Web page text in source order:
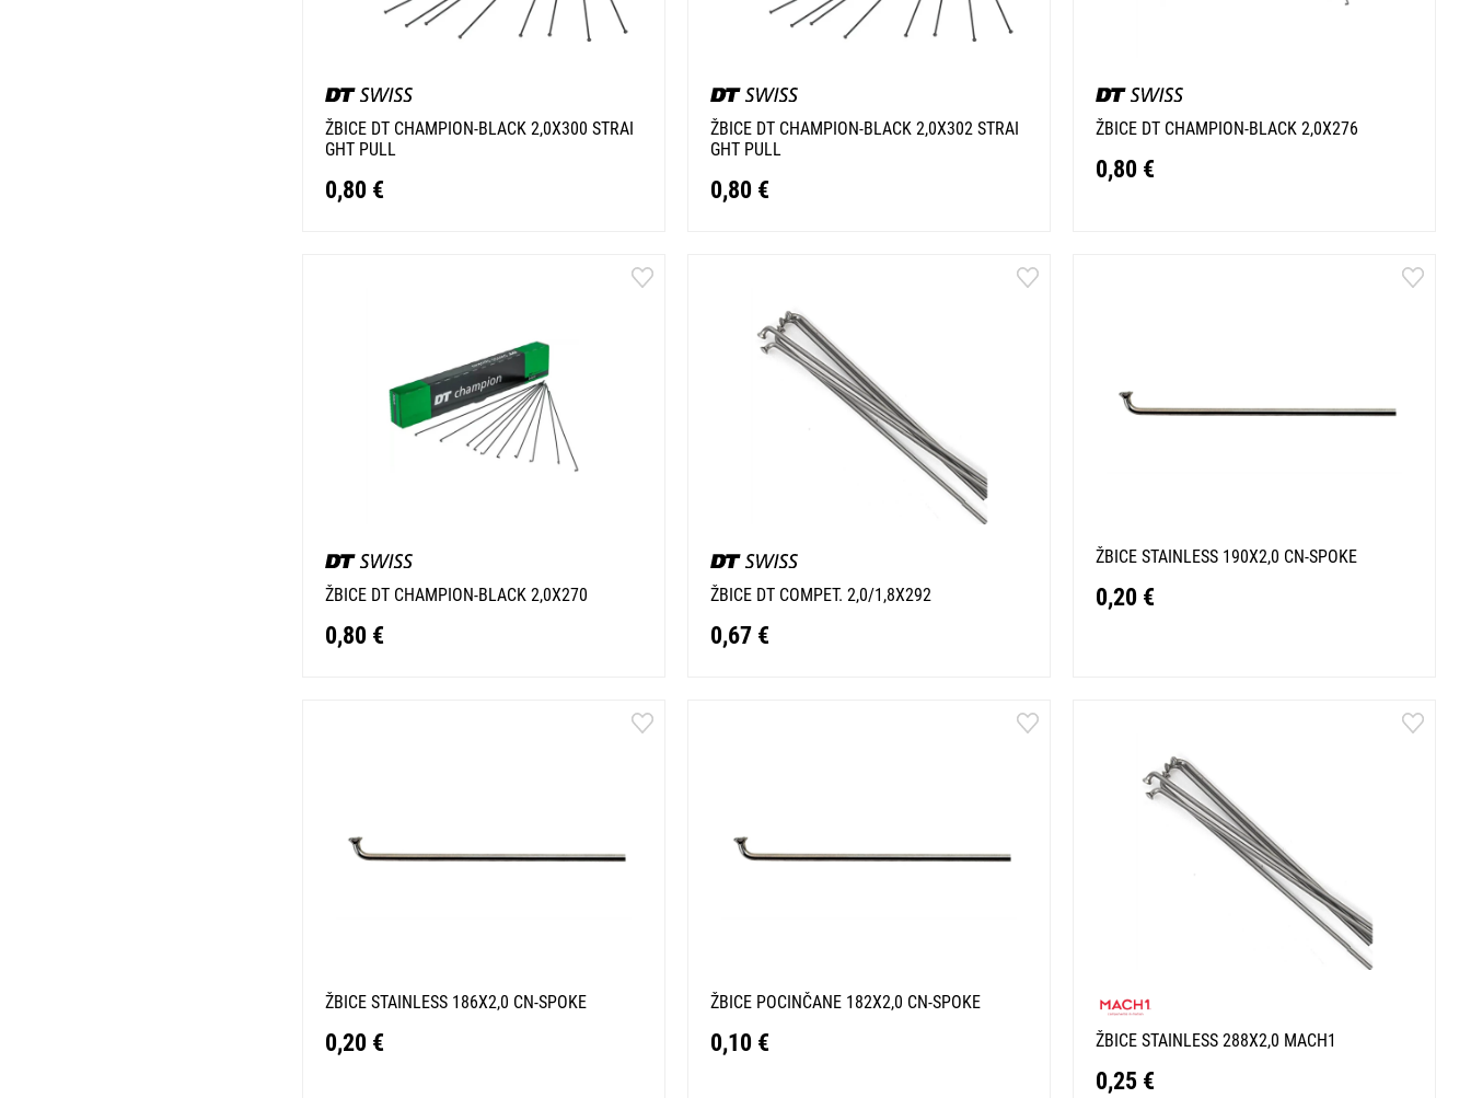
ŽBICE DT CHAMPION-BLACK 2,0X300 STRAI
GHT PULL
0,80 €
ŽBICE DT CHAMPION-BLACK 2,0X302 STRAI
GHT PULL
0,80 €
ŽBICE DT CHAMPION-BLACK 2,0X276
0,80 €
ŽBICE DT CHAMPION-BLACK 2,0X270
0,80 €
ŽBICE DT COMPET. 2,0/1,8X292
0,67 €
ŽBICE STAINLESS 190X2,0 CN-SPOKE
0,20 €
ŽBICE STAINLESS 186X2,0 CN-SPOKE
0,20 €
ŽBICE POCINČANE 182X2,0 CN-SPOKE
0,10 € ŽBICE STAINLESS 288X2,0 MACH1
0,25 €